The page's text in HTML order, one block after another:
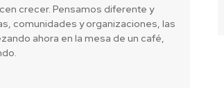
crecer. Pensamos diferente y
comunidades y organizaciones, las
ahora en la mesa de un café,